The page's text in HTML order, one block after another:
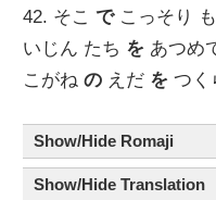
42. そこでこっそり
いじん たち を あつめ
こがねの えだ を つく
Show/Hide Romaji
Show/Hide Translation